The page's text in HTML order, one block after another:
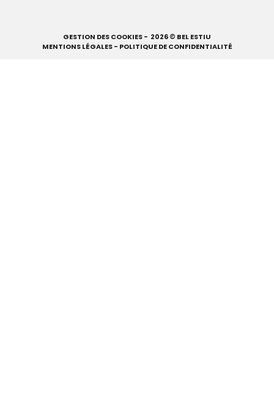
GESTION DES COOKIES- 2026 © BEL ESTIU
MENTIONS LÉGALES- POLITIQUE DE CONFIDENTIALITÉ